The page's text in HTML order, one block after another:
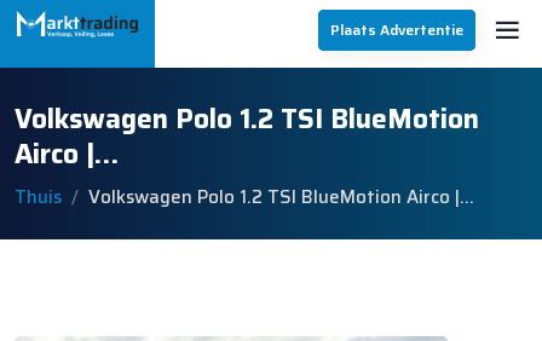
Plaats Advertentie
Volkswagen Polo 1.2 TSI BlueMotion
Airco |…
Thuis Volkswagen Polo 1.2 TSI BlueMotion Airco |…